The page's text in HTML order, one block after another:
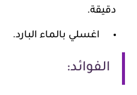
دقيقة.
اغسلي بالماء البارد.
الفوائد: